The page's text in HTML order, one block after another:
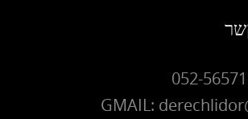
GMAIL: